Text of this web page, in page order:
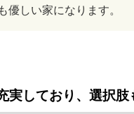
優しい家になります。
実しており、選択肢